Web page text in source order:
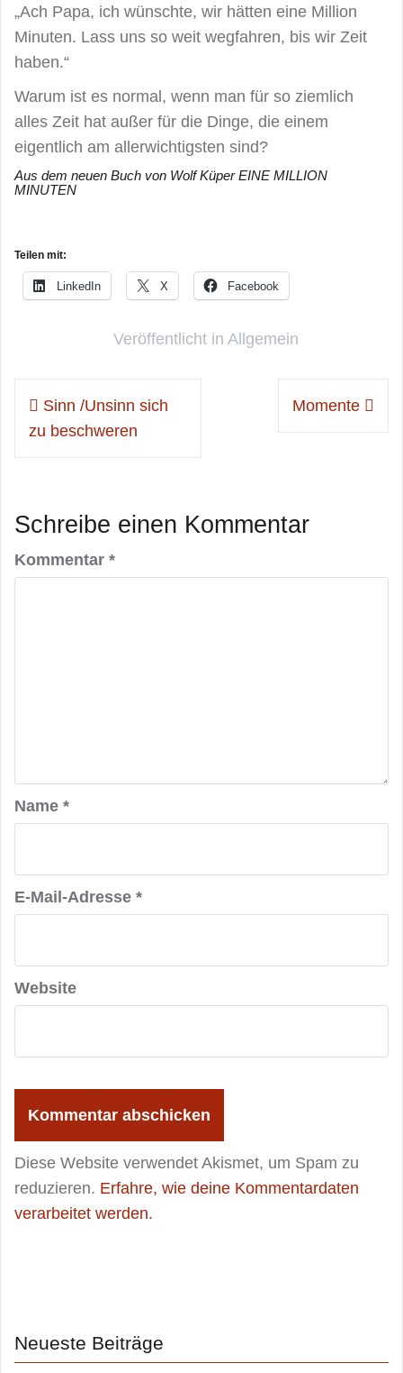
„Ach Papa, ich wünschte, wir hätten eine Million
Minuten. Lass uns so weit wegfahren, bis wir Zeit
haben.“
Warum ist es normal, wenn man für so ziemlich
alles Zeit hat außer für die Dinge, die einem
eigentlich am allerwichtigsten sind?
Aus dem neuen Buch von Wolf Küper EINE MILLION
MINUTEN
Teilen mit:
LinkedIn X Facebook
Veröffentlicht in Allgemein
Beitragsnavigation
Sinn /Unsinn sich
zu beschweren
Momente
Schreibe einen Kommentar
Kommentar *
Name *
E-Mail-Adresse *
Website
Diese Website verwendet Akismet, um Spam zu
reduzieren. Erfahre, wie deine Kommentardaten
verarbeitet werden.
Neueste Beiträge